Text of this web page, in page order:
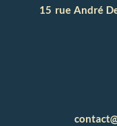
15 rue André